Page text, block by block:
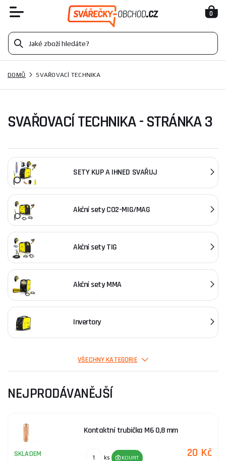
0
DOMŮ SVAŘOVACÍ TECHNIKA
SVAŘOVACÍ TECHNIKA - STRÁNKA 3
SETY KUP A IHNED SVAŘUJ
Akční sety CO2-MIG/MAG
Akční sety TIG
Akční sety MMA
Invertory
Svářečky CO2 (mig-mag)
Plazmové řezačky
Bodovací svářečky
VŠECHNY KATEGORIE
NEJPRODÁVANĚJŠÍ
Kontaktní trubička M6 0,8 mm
SKLADEM ks KOUPIT 20 Kč